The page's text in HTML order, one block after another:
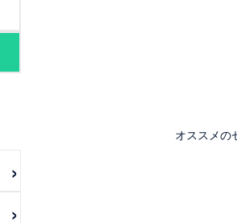
オススメの